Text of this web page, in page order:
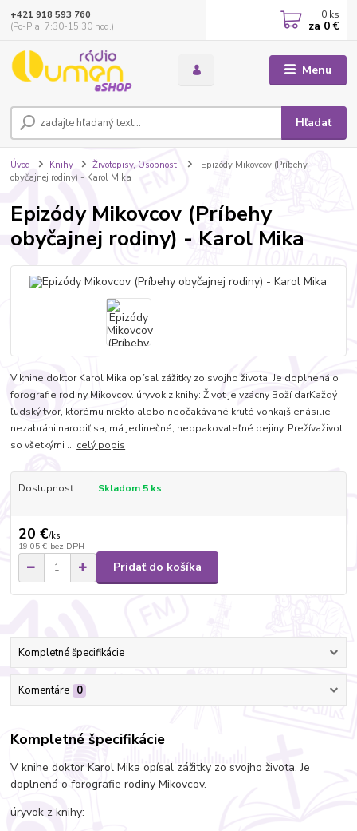
Menu
Hľadať
+421 918 593 760
(Po-Pia, 7:30-15:30 hod.)
0 ks
za 0 €
Úvod Knihy Životopisy, Osobnosti
Epizódy Mikovcov (Príbehy
obyčajnej rodiny) - Karol Mika
Epizódy Mikovcov (Príbehy
obyčajnej rodiny) - Karol Mika
V knihe doktor Karol Mika opísal zážitky zo svojho života. Je doplnená o
forografie rodiny Mikovcov. úryvok z knihy: Život je vzácny Boží darKaždý
ľudský tvor, ktorému niekto alebo neočakávané kruté vonkajšienásilie
nezabráni narodiť sa, má jedinečné, neopakovateľné dejiny. Prežívaživot
so všetkými ... celý popis
Dostupnosť Skladom 5 ks
20 €/ks
19,05 € bez DPH
Pridať do košíka
Kompletné špecifikácie
Komentáre 0
Kompletné špecifikácie
V knihe doktor Karol Mika opísal zážitky zo svojho života. Je
doplnená o forografie rodiny Mikovcov.
úryvok z knihy: